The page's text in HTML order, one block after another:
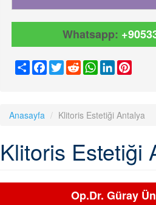
Whatsapp:
ShareFacebook
TwitterRedditWhatsApp
LinkedIn
Anasayfa Klitoris Estetiği Antalya
Klitoris Estetiği
Op.Dr. Güray